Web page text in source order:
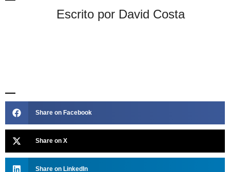
Escrito por David Costa
Share on Facebook
Share on X
Share on LinkedIn